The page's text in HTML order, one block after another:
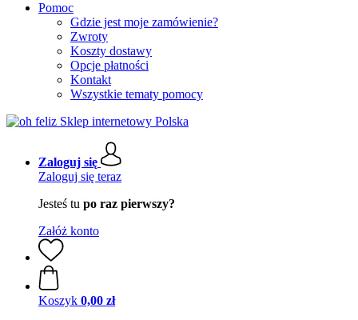
Pomoc
Gdzie jest moje zamówienie?
Zwroty
Koszty dostawy
Opcje płatności
Kontakt
Wszystkie tematy pomocy
Zaloguj się
Zaloguj się teraz
Jesteś tu po raz pierwszy?
Załóż konto
Koszyk 0,00 zł